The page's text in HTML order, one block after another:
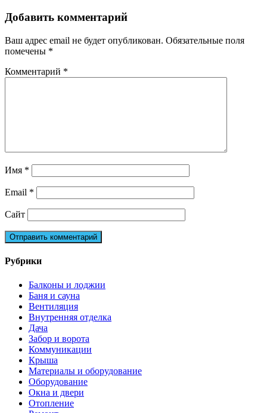
Добавить комментарий
Ваш адрес email не будет опубликован. Обязательные поля
помечены *
Комментарий *
Имя *
Email *
Сайт
Рубрики
Балконы и лоджии
Баня и сауна
Вентиляция
Внутренняя отделка
Дача
Забор и ворота
Коммуникации
Крыша
Материалы и оборудование
Оборудование
Окна и двери
Отопление